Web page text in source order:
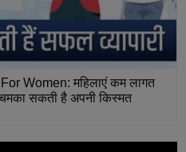
Women: महिलाएं कम लागत
सकती है अपनी किस्मत